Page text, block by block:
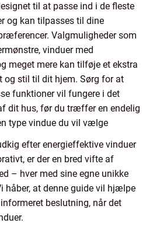
til at passe ind i de fleste
og kan tilpasses til dine
Valgmuligheder som
vinduer med
meget mere kan tilføje et ekstra
og stil til dit hjem. Sørg for at
funktioner vil fungere i det
dit hus, før du træffer en endelig
type vindue du vil vælge
efter energieffektive vinduer
er der en bred vifte af
– hver med sine egne unikke
håber, at denne guide vil hjælpe
beslutning, når det